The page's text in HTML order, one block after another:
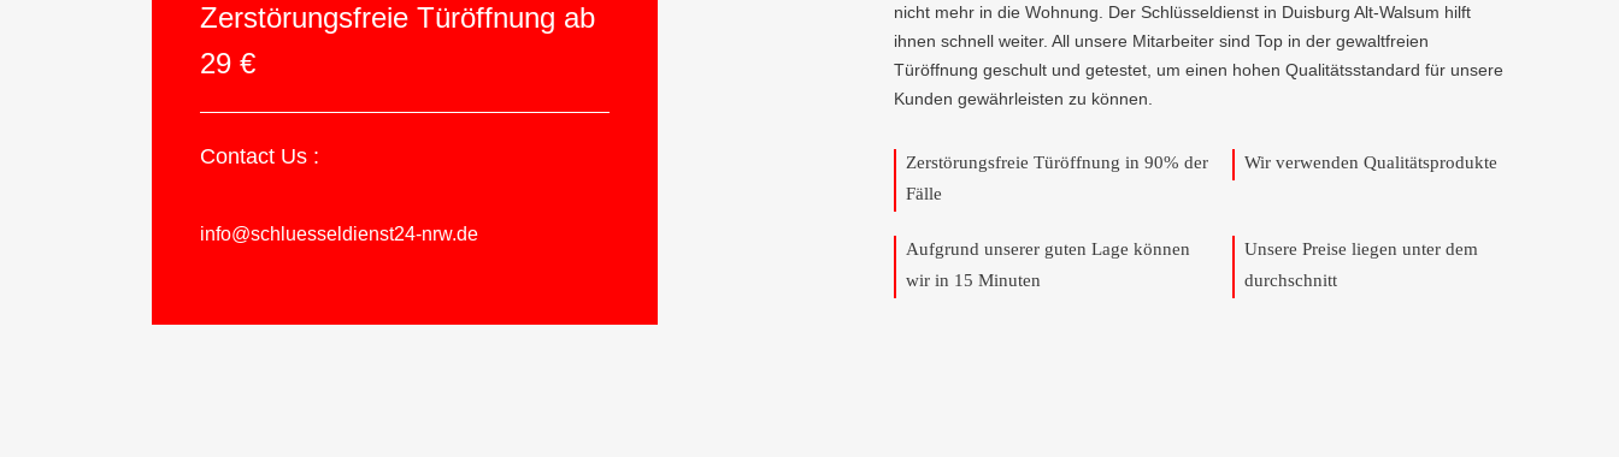
Zerstörungsfreie Türöffnung ab
29 €
Contact Us :
info@schluesseldienst24-nrw.de
nicht mehr in die Wohnung. Der Schlüsseldienst in Duisburg Alt-Walsum hilft
ihnen schnell weiter. All unsere Mitarbeiter sind Top in der gewaltfreien
Türöffnung geschult und getestet, um einen hohen Qualitätsstandard für unsere
Kunden gewährleisten zu können.
Zerstörungsfreie Türöffnung in 90% der
Fälle
Wir verwenden Qualitätsprodukte
Aufgrund unserer guten Lage können
wir in 15 Minuten
Unsere Preise liegen unter dem
durchschnitt